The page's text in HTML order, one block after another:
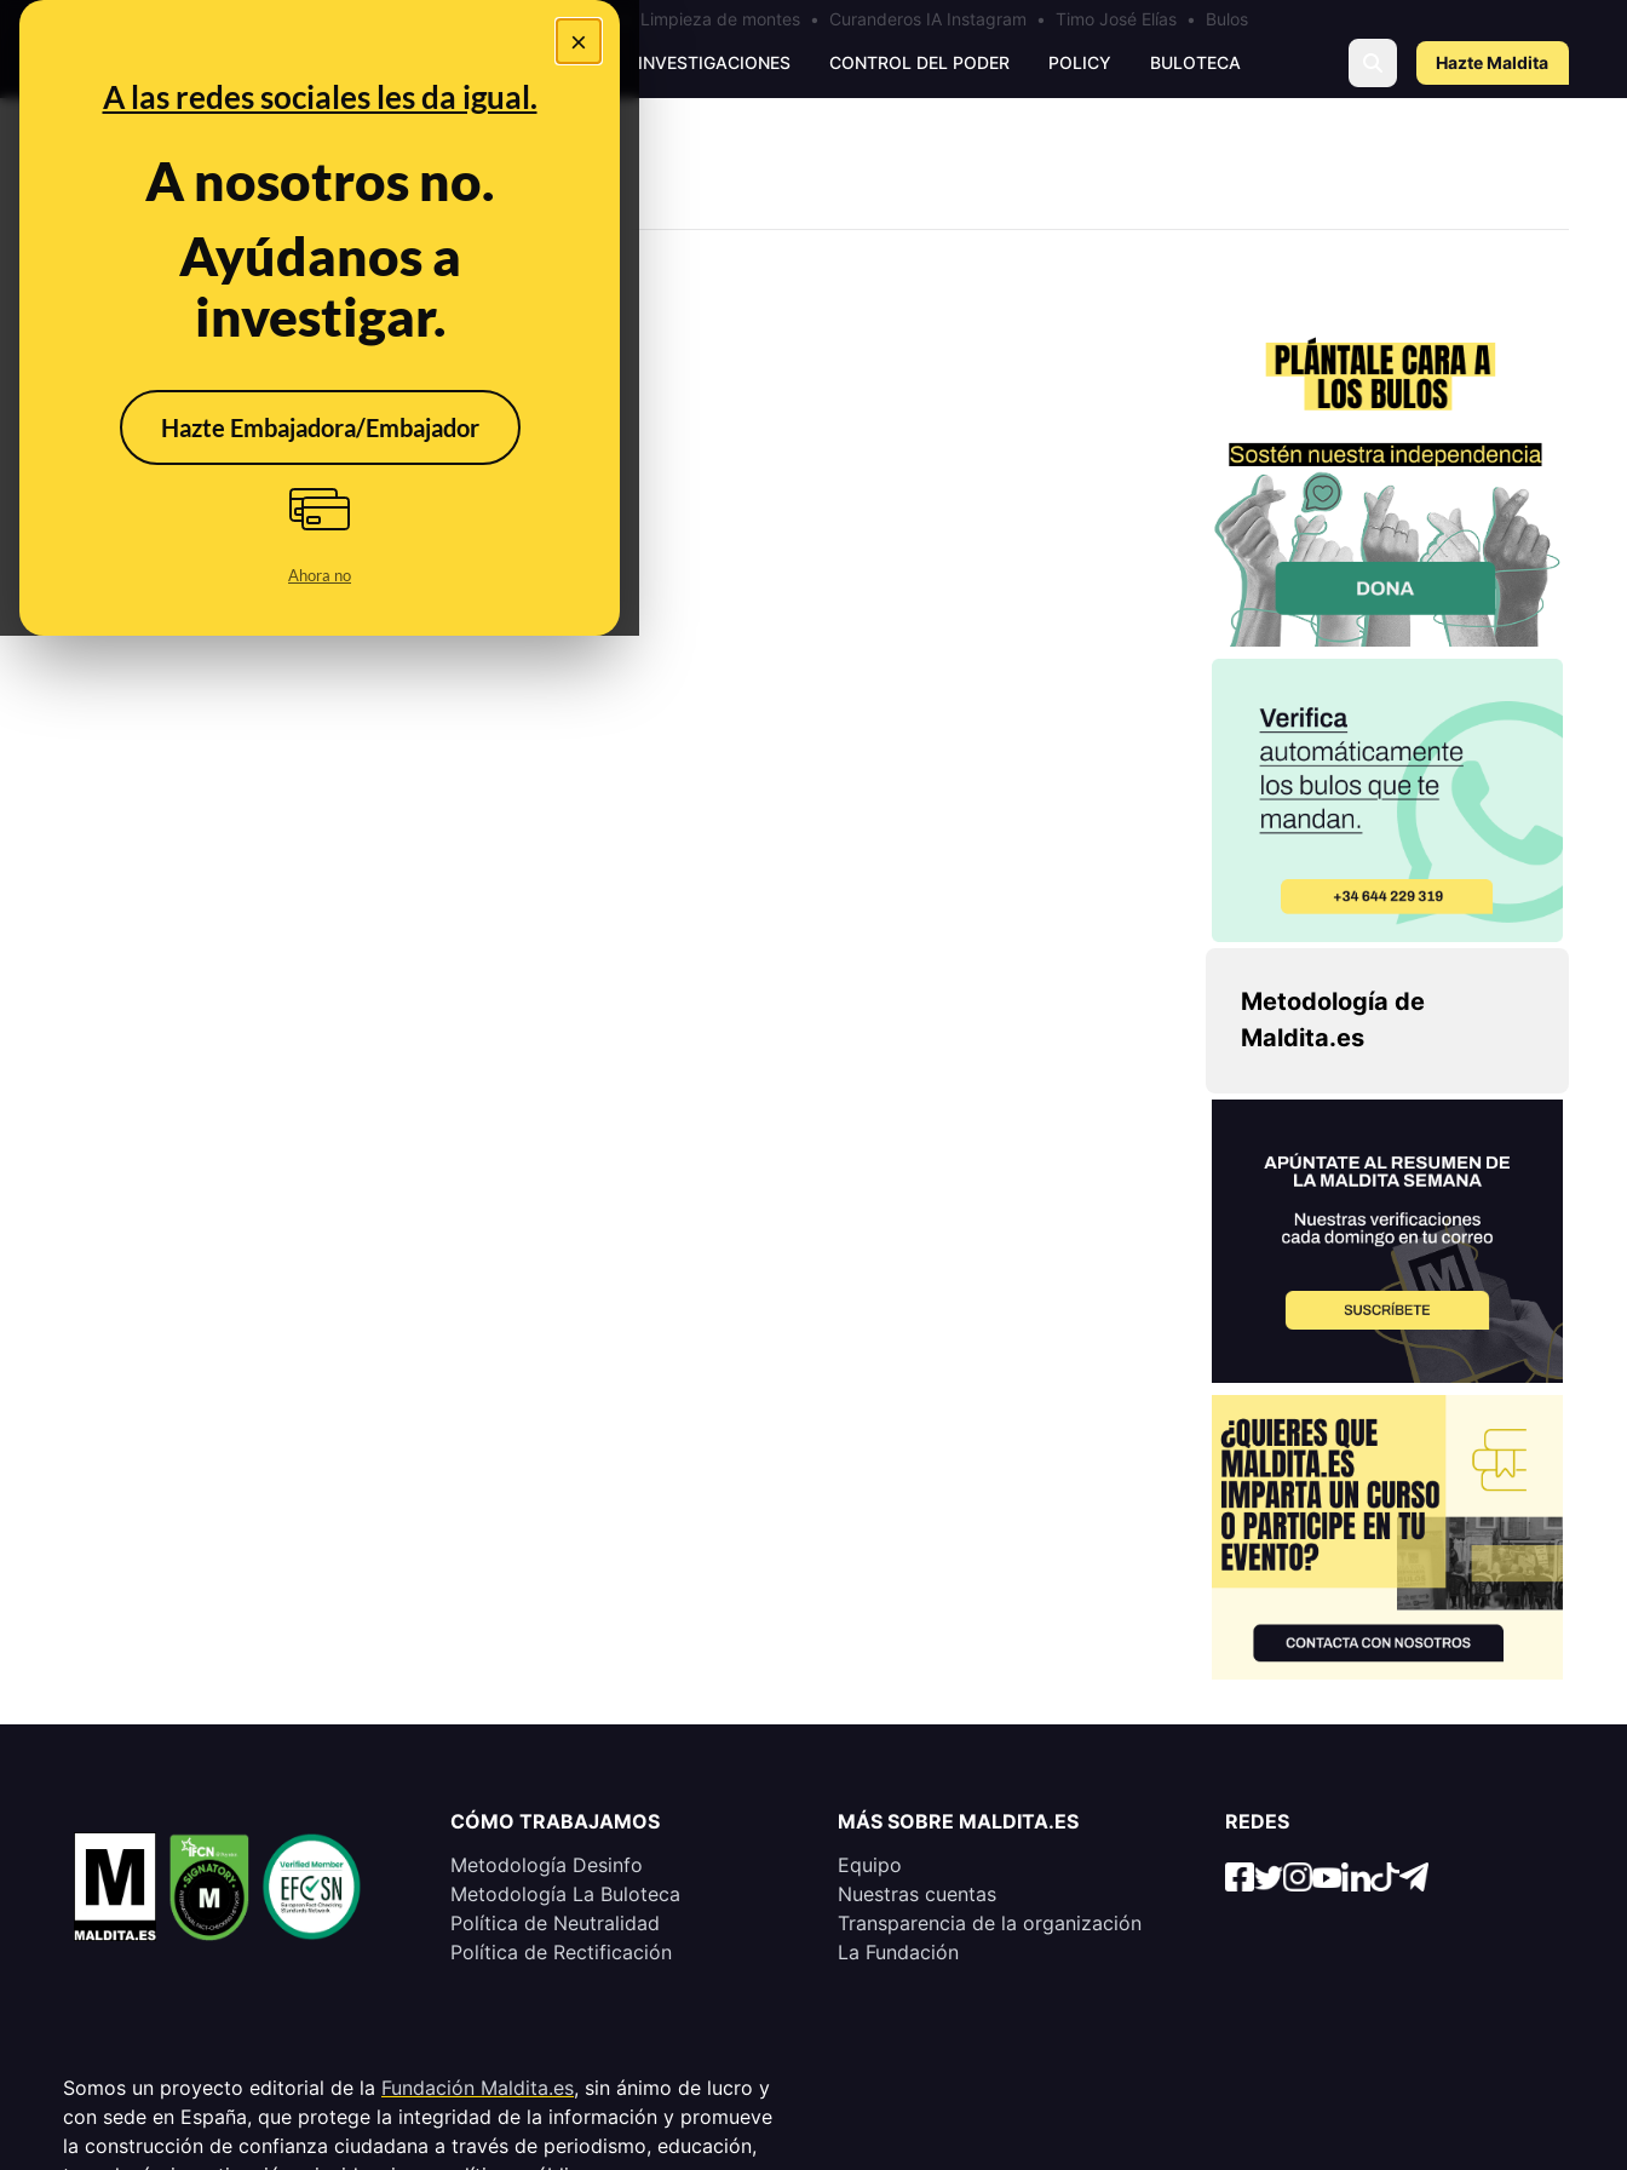
×
A las redes sociales les da igual.
A nosotros no.
Ayúdanos a
investigar.
Hazte Embajadora/Embajador
Ahora no
Bulos Ceuta • Limpieza de montes • Curanderos IA Instagram • Timo José Elías • Bulos
PREBUNKING INVESTIGACIONES CONTROL DEL PODER POLICY BULOTECA Hazte Maldita
Qué es un plugin, para
qué sirve y cómo
Metodología de
Maldita.es
CÓMO TRABAJAMOS
Metodología Desinfo
Metodología La Buloteca
Política de Neutralidad
Política de Rectificación
MÁS SOBRE MALDITA.ES
Equipo
Nuestras cuentas
Transparencia de la organización
La Fundación
REDES
Somos un proyecto editorial de la Fundación Maldita.es, sin ánimo de lucro y
con sede en España, que protege la integridad de la información y promueve
la construcción de confianza ciudadana a través de periodismo, educación,